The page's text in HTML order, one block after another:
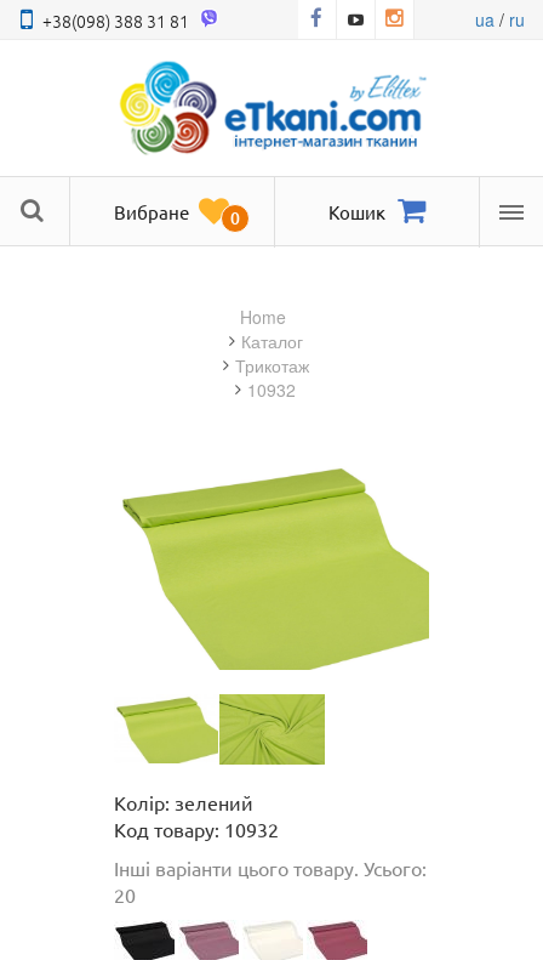
+38(098) 388 31 81 ua/ ru
Вибране 0 Кошик
Home
Каталог
трикотаж
10932
Колір: зелений
Код товару: 10932
Інші варіанти цього товару. Усього:
20